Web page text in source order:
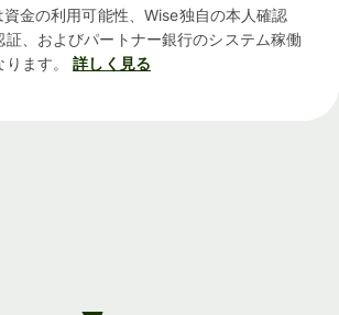
金の利用可能性、Wise独自の本人確認
証、およびパートナー銀行のシステム稼働
ます。
詳しく見る